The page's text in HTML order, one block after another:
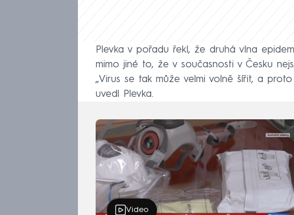
Plevka v pořadu řekl, že druhá vlna
mimo jiné to, že v současnosti v Česku
„Virus se tak může velmi volně šířit, a
uvedl Plevka.
Video